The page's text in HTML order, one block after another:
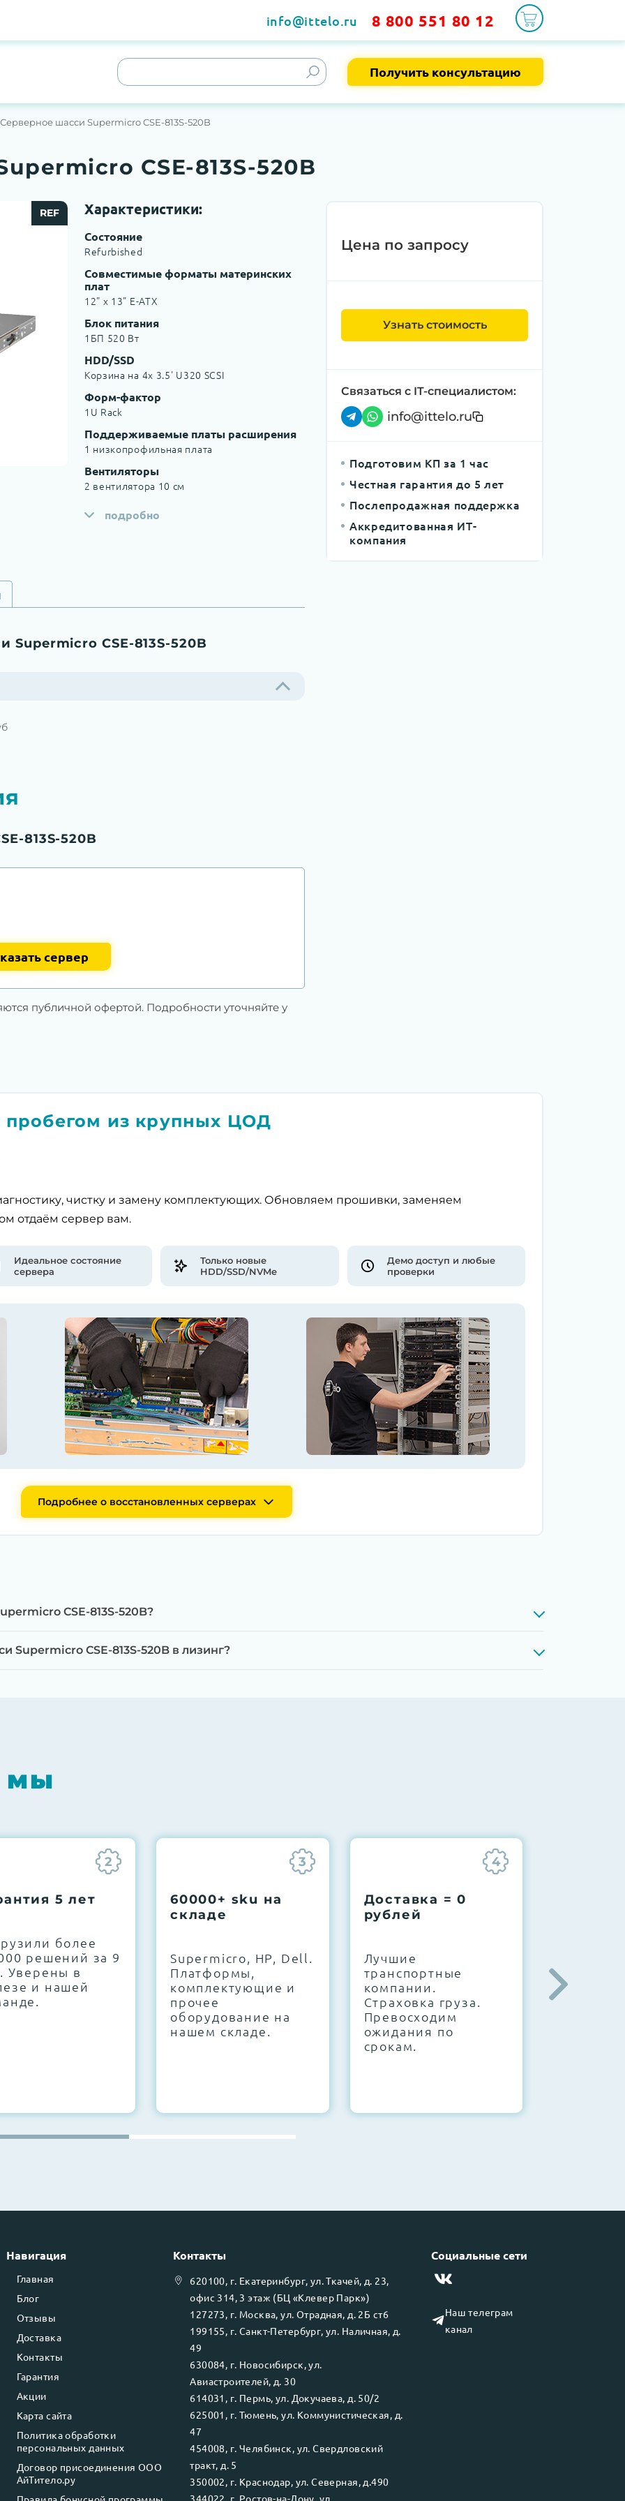
info@ittelo.ru 8 800 551 80 12
Получить консультацию
Серверное шасси Supermicro CSE-813S-520B
CSE-813S-520B
REF Характеристики:
Состояние
Refurbished
Совместимые форматы материнских
плат
12" x 13" E-ATX
Блок питания
1БП 520 Вт
HDD/SSD
Корзина на 4x 3.5' U320 SCSI
Форм-фактор
1U Rack
Поддерживаемые платы расширения
1 низкопрофильная плата
Вентиляторы
2 вентилятора 10 см
подробно
CSE-813S-520B
813S-520B
сервер
публичной офертой. Подробности уточняйте у
Цена по запросу
Узнать стоимость
Связаться с IT-специалистом:
info@ittelo.ru
Подготовим КП за 1 час
Честная гарантия до 5 лет
Послепродажная поддержка
Аккредитованная ИТ-
компания
из крупных ЦОД
чистку и замену комплектующих. Обновляем прошивки, заменяем
отдаём сервер вам.
Идеальное состояние
сервера
Только новые
HDD/SSD/NVMe
Демо доступ и любые
проверки
Подробнее о восстановленных серверах
на специализированном оборудовании с проверкой памяти, процессоров,
нагрузкой в течение 72 часов для проверки стабильности всех подсистем
CSE-813S-520B?
CSE-813S-520B в лизинг?
мы
2
5 лет
более
решений за 9
Уверены в
и нашей
3
60000+ sku на
складе
Supermicro, HP, Dell.
Платформы,
комплектующие и
прочее
оборудование на
нашем складе.
4
Доставка = 0
рублей
Лучшие
транспортные
компании.
Страховка груза.
Превосходим
ожидания по
срокам.
штате.
10000+
Навигация
Главная
Блог
Отзывы
Доставка
Контакты
Гарантия
Акции
Карта сайта
Политика обработки
персональных данных
Договор присоединения ООО
АйТитело.ру
Контакты
620100, г. Екатеринбург, ул.Ткачей, д. 23,
офис 314, 3 этаж (БЦ «Клевер Парк»)
127273, г. Москва, ул. Отрадная, д. 2Б ст6
199155, г. Санкт-Петербург, ул. Наличная, д.
49
630084, г. Новосибирск, ул.
Авиастроителей, д. 30
614031 , г. Пермь, ул. Докучаева, д. 50/2
625001 , г. Тюмень, ул. Коммунистическая, д.
47
454008, г. Челябинск, ул.Свердловский
тракт, д. 5
350002, г. Краснодар, ул.Северная, д.490
344022 , г. Ростов-на-Дону , ул.
Социальные сети
Наш телеграм
канал